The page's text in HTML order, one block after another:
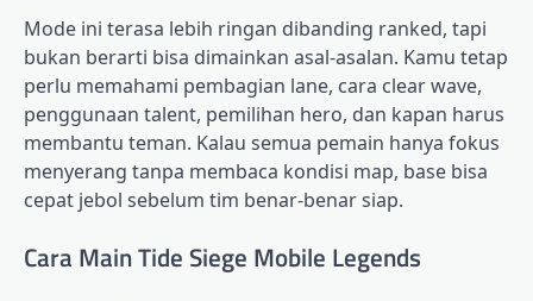
Mode ini terasa lebih ringan dibanding ranked, tapi
bukan berarti bisa dimainkan asal-asalan. Kamu tetap
perlu memahami pembagian lane, cara clear wave,
penggunaan talent, pemilihan hero, dan kapan harus
membantu teman. Kalau semua pemain hanya fokus
menyerang tanpa membaca kondisi map, base bisa
cepat jebol sebelum tim benar-benar siap.
Cara Main Tide Siege Mobile Legends